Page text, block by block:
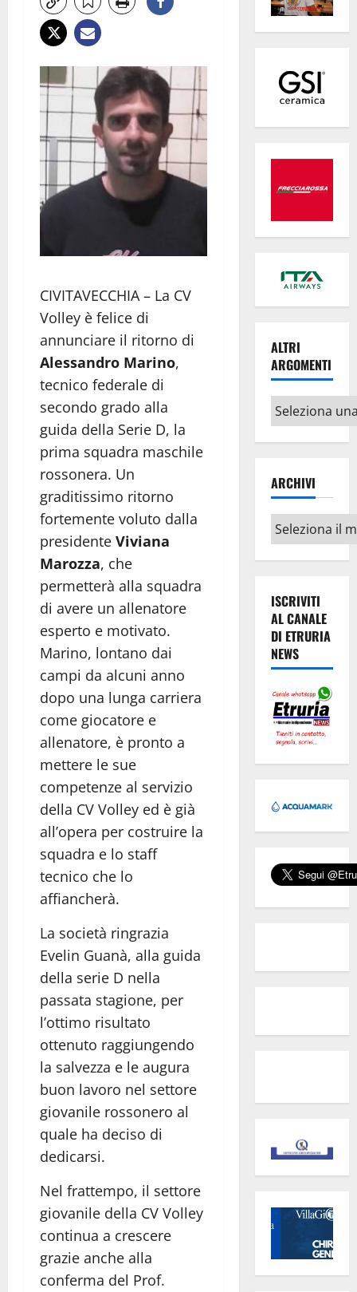
CIVITAVECCHIA – La CV
Volley è felice di
annunciare il ritorno di
Alessandro Marino,
tecnico federale di
secondo grado alla
guida della Serie D, la
prima squadra maschile
rossonera. Un
graditissimo ritorno
fortemente voluto dalla
presidente Viviana
Marozza, che
permetterà alla squadra
di avere un allenatore
esperto e motivato.
Marino, lontano dai
campi da alcuni anno
dopo una lunga carriera
come giocatore e
allenatore, è pronto a
mettere le sue
competenze al servizio
della CV Volley ed è già
all’opera per costruire la
squadra e lo staff
tecnico che lo
affiancherà.
La società ringrazia
Evelin Guanà, alla guida
della serie D nella
passata stagione, per
l’ottimo risultato
ottenuto raggiungendo
la salvezza e le augura
buon lavoro nel settore
giovanile rossonero al
quale ha deciso di
dedicarsi.
Nel frattempo, il settore
giovanile della CV Volley
continua a crescere
grazie anche alla
conferma del Prof.
ALTRI
ARGOMENTI
Altri
argomenti
ARCHIVI
Archivi
ISCRIVITI
AL CANALE
DI ETRURIA
NEWS